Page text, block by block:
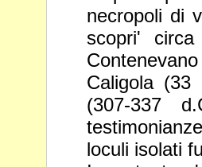
necropoli di
scopri'
Caligola (33
(307-337
testimonianze
loculi isolati